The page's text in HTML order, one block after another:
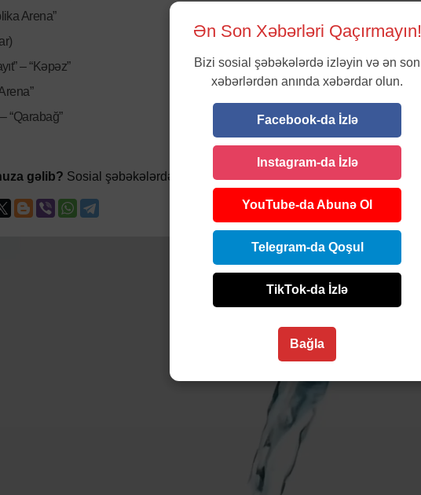
Arena”
– “Kəpəz”
“Qarabağ”
gəlib? Sosial şəbəkələrdə paylaşın
Ən Son Xəbərləri Qaçırmayın!
Bizi sosial şəbəkələrdə izləyin və ən son
xəbərlərdən anında xəbərdar olun.
Facebook-da İzlə
Instagram-da İzlə
YouTube-da Abunə Ol
Telegram-da Qoşul
TikTok-da İzlə
Bağla